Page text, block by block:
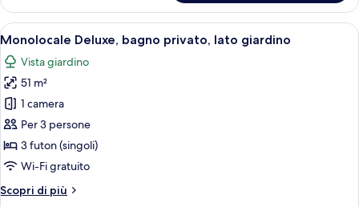
terra
monolocale
Deluxe,
bagno
privato,
al
piano
terra
Apri
tutte
le
foto
per
Monolocale
Deluxe,
bagno
privato,
lato
Una stanza tradizionale
20
Monolocale Deluxe, bagno privato, lato giardino
Vista giardino
51 m²
1 camera
Per 3 persone
3 futon (singoli)
Wi-Fi gratuito
Scopri di più
Altri